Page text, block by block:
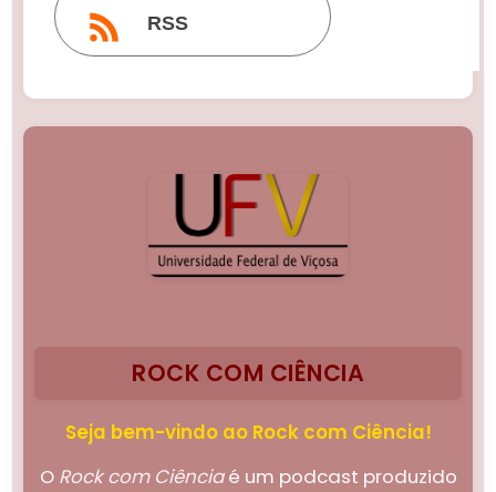
RSS
ROCK COM CIÊNCIA
Seja bem-vindo ao Rock com Ciência!
O Rock com Ciênciaé um podcast produzido